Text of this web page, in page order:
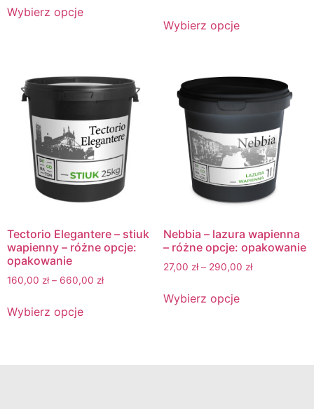
Wybierz opcje
Wybierz opcje
Tectorio Elegantere – stiuk
wapienny – różne opcje:
opakowanie
160,00 zł – 660,00 zł
Wybierz opcje
Nebbia – lazura wapienna
– różne opcje: opakowanie
27,00 zł – 290,00 zł
Wybierz opcje